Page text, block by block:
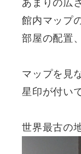
あまりの広
館内マップ
部屋の配置
マップを見
星印が付い
世界最古の